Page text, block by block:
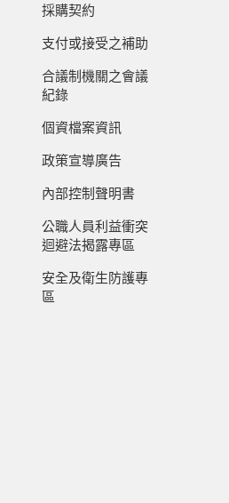
採購契約
支付或接受之補助
合議制機關之會議
紀錄
個資檔案資訊
政策宣導廣告
內部控制聲明書
公職人員利益衝突
迴避法揭露專區
安全及衛生防護專
區